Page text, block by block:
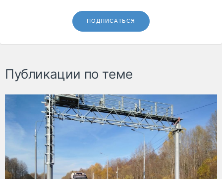
ПОДПИСАТЬСЯ
Публикации по теме